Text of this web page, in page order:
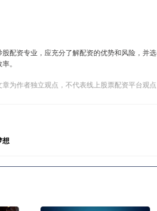
配资专业，应充分了解配资的优势和风险，并选
。
章为作者独立观点，不代表线上股票配资平台观点
想